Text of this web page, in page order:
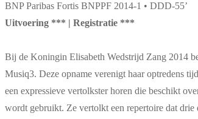
BNP Paribas Fortis BNPPF 2014-1 • DDD-55’
Uitvoering *** | Registratie ***
Bij de Koningin Elisabeth Wedstrijd Zang 2014
Musiq3. Deze opname verenigt haar optredens
een expressieve vertolkster horen die beschikt
wordt gebruikt. Ze vertolkt een repertoire dat